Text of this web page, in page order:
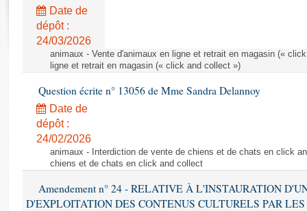
Rapports législatifs
Rapports sur l'application des lois
Baromètre de l’application des lois
Dossiers législatifs
Budget et sécurité sociale
Questions écrites et orales
Comptes rendus des débats
Date de
dépôt :
24/03/2026
animaux - Vente d'animaux en ligne et retrait en magasin («
ligne et retrait en magasin (« click and collect »)
Question écrite n° 13056 de Mme Sandra Delannoy
Date de
dépôt :
24/02/2026
animaux - Interdiction de vente de chiens et de chats en click
chiens et de chats en click and collect
Amendement n° 24 - RELATIVE À L'INSTAURATION
D'EXPLOITATION DES CONTENUS CULTURELS PAR LES